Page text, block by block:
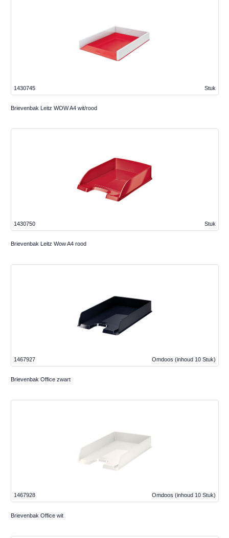
Stuk
1430745
Brievenbak Leitz WOW A4 wit/rood
Stuk
1430750
Brievenbak Leitz Wow A4 rood
Omdoos (inhoud 10 Stuk)
1467927
Brievenbak Office zwart
Omdoos (inhoud 10 Stuk)
1467928
Brievenbak Office wit